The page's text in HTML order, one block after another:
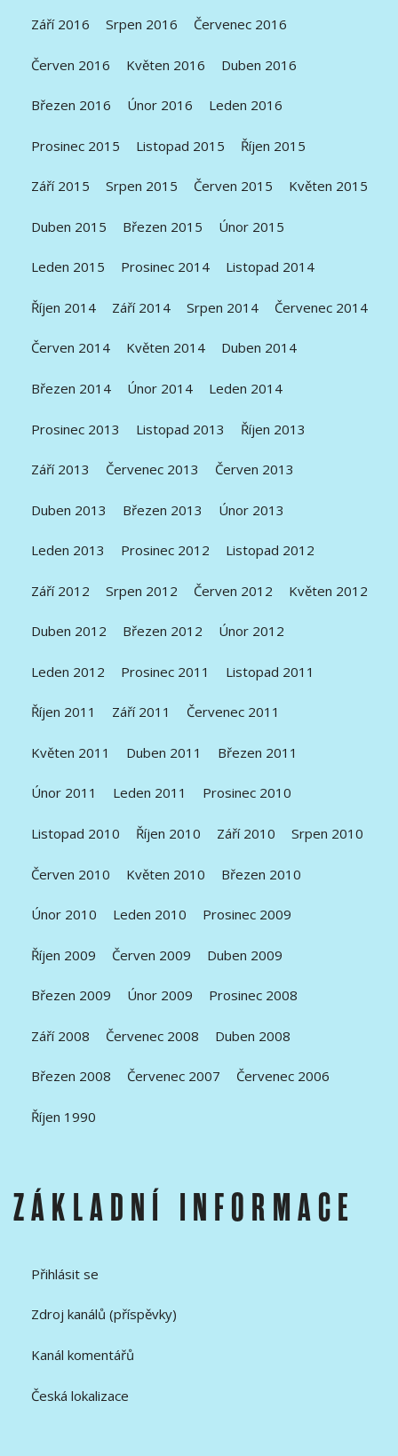
Září 2016 Srpen 2016 Červenec 2016
Červen 2016 Květen 2016 Duben 2016
Březen 2016 Únor 2016 Leden 2016
Prosinec 2015 Listopad 2015 Říjen 2015
Září 2015 Srpen 2015 Červen 2015 Květen 2015
Duben 2015 Březen 2015 Únor 2015
Leden 2015 Prosinec 2014 Listopad 2014
Říjen 2014 Září 2014 Srpen 2014 Červenec 2014
Červen 2014 Květen 2014 Duben 2014
Březen 2014 Únor 2014 Leden 2014
Prosinec 2013 Listopad 2013 Říjen 2013
Září 2013 Červenec 2013 Červen 2013
Duben 2013 Březen 2013 Únor 2013
Leden 2013 Prosinec 2012 Listopad 2012
Září 2012 Srpen 2012 Červen 2012 Květen 2012
Duben 2012 Březen 2012 Únor 2012
Leden 2012 Prosinec 2011 Listopad 2011
Říjen 2011 Září 2011 Červenec 2011
Květen 2011 Duben 2011 Březen 2011
Únor 2011 Leden 2011 Prosinec 2010
Listopad 2010 Říjen 2010 Září 2010 Srpen 2010
Červen 2010 Květen 2010 Březen 2010
Únor 2010 Leden 2010 Prosinec 2009
Říjen 2009 Červen 2009 Duben 2009
Březen 2009 Únor 2009 Prosinec 2008
Září 2008 Červenec 2008 Duben 2008
Březen 2008 Červenec 2007 Červenec 2006
Říjen 1990
ZÁKLADNÍ INFORMACE
Přihlásit se
Zdroj kanálů (příspěvky)
Kanál komentářů
Česká lokalizace